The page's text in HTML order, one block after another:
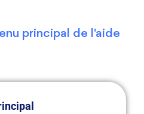
principal de l'aide